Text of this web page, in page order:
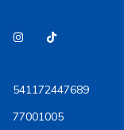
541172447689
77001005